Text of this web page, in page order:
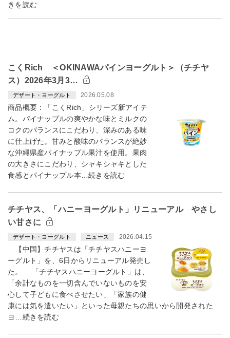
きを読む
こくRich ＜OKINAWAパインヨーグルト＞（チチヤ
ス）2026年3月3…
デザート・ヨーグルト 2026.05.08
商品概要：「こくRich」シリーズ新アイテ
ム。パイナップルの爽やかな味とミルクの
コクのバランスにこだわり、深みのある味
に仕上げた。甘みと酸味のバランスが絶妙
な沖縄県産パイナップル果汁を使用。果肉
の大きさにこだわり、シャキシャキとした
食感とパイナップル本…続きを読む
チチヤス、「ハニーヨーグルト」リニューアル やさし
い甘さに
デザート・ヨーグルト ニュース 2026.04.15
【中国】チチヤスは「チチヤスハニーヨ
ーグルト」を、6日からリニューアル発売し
た。 「チチヤスハニーヨーグルト」は、
「余計なものを一切含んでいないものを安
心して子どもに食べさせたい」「家族の健
康には気を遣いたい」といった母親たちの思いから開発された
ヨ…続きを読む